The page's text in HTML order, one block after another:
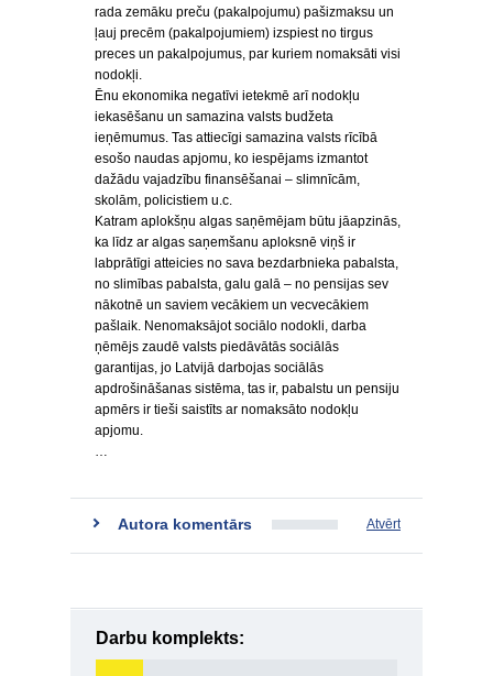
rada zemāku preču (pakalpojumu) pašizmaksu un
ļauj precēm (pakalpojumiem) izspiest no tirgus
preces un pakalpojumus, par kuriem nomaksāti visi
nodokļi.
Ēnu ekonomika negatīvi ietekmē arī nodokļu
iekasēšanu un samazina valsts budžeta
ieņēmumus. Tas attiecīgi samazina valsts rīcībā
esošo naudas apjomu, ko iespējams izmantot
dažādu vajadzību finansēšanai – slimnīcām,
skolām, policistiem u.c.
Katram aplokšņu algas saņēmējam būtu jāapzinās,
ka līdz ar algas saņemšanu aploksnē viņš ir
labprātīgi atteicies no sava bezdarbnieka pabalsta,
no slimības pabalsta, galu galā – no pensijas sev
nākotnē un saviem vecākiem un vecvecākiem
pašlaik. Nenomaksājot sociālo nodokli, darba
ņēmējs zaudē valsts piedāvātās sociālās
garantijas, jo Latvijā darbojas sociālās
apdrošināšanas sistēma, tas ir, pabalstu un pensiju
apmērs ir tieši saistīts ar nomaksāto nodokļu
apjomu.
…
Autora komentārs Atvērt
Darbu komplekts: